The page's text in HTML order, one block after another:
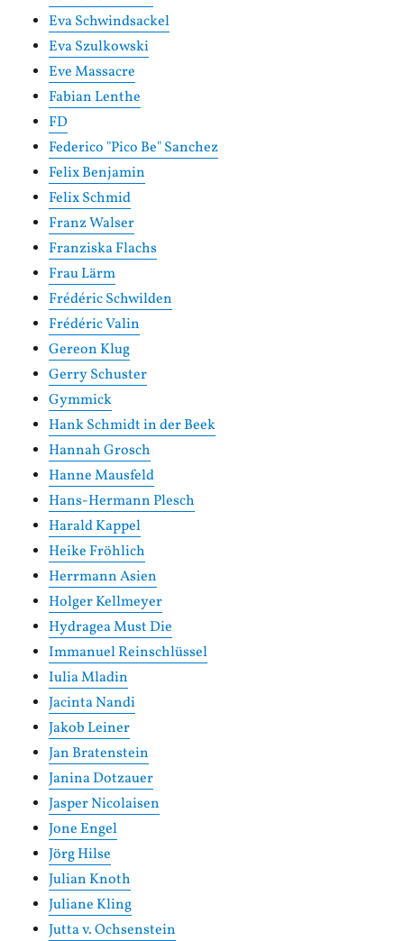
Eva Schwindsackel
Eva Szulkowski
Eve Massacre
Fabian Lenthe
FD
Federico "Pico Be" Sanchez
Felix Benjamin
Felix Schmid
Franz Walser
Franziska Flachs
Frau Lärm
Frédéric Schwilden
Frédéric Valin
Gereon Klug
Gerry Schuster
Gymmick
Hank Schmidt in der Beek
Hannah Grosch
Hanne Mausfeld
Hans-Hermann Plesch
Harald Kappel
Heike Fröhlich
Herrmann Asien
Holger Kellmeyer
Hydragea Must Die
Immanuel Reinschlüssel
Iulia Mladin
Jacinta Nandi
Jakob Leiner
Jan Bratenstein
Janina Dotzauer
Jasper Nicolaisen
Jone Engel
Jörg Hilse
Julian Knoth
Juliane Kling
Jutta v. Ochsenstein